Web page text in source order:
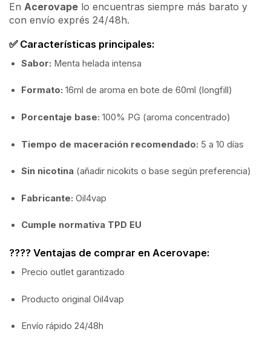
En Acerovape lo encuentras siempre más barato y
con envío exprés 24/48h.
✅ Características principales:
Sabor: Menta helada intensa
Formato: 16ml de aroma en bote de 60ml (longfill)
Porcentaje base: 100% PG (aroma concentrado)
Tiempo de maceración recomendado: 5 a 10 días
Sin nicotina (añadir nicokits o base según preferencia)
Fabricante: Oil4vap
Cumple normativa TPD EU
???? Ventajas de comprar en Acerovape:
Precio outlet garantizado
Producto original Oil4vap
Envío rápido 24/48h